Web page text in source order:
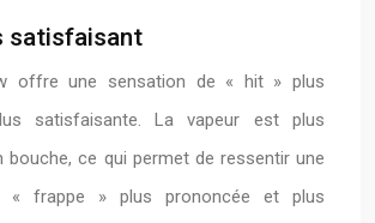
satisfaisant
offre une sensation de « hit » plus
satisfaisante. La vapeur est plus
bouche, ce qui permet de ressentir une
« frappe » plus prononcée et plus